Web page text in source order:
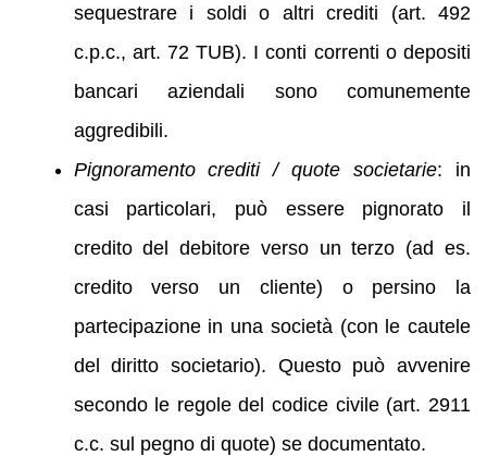
sequestrare i soldi o altri crediti (art. 492
c.p.c., art. 72 TUB). I conti correnti o depositi
bancari aziendali sono comunemente
aggredibili.
Pignoramento crediti / quote societarie: in
casi particolari, può essere pignorato il
credito del debitore verso un terzo (ad es.
credito verso un cliente) o persino la
partecipazione in una società (con le cautele
del diritto societario). Questo può avvenire
secondo le regole del codice civile (art. 2911
c.c. sul pegno di quote) se documentato.